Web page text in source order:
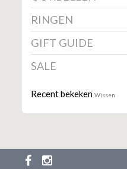
RINGEN
GIFT GUIDE
SALE
Recent bekeken Wissen